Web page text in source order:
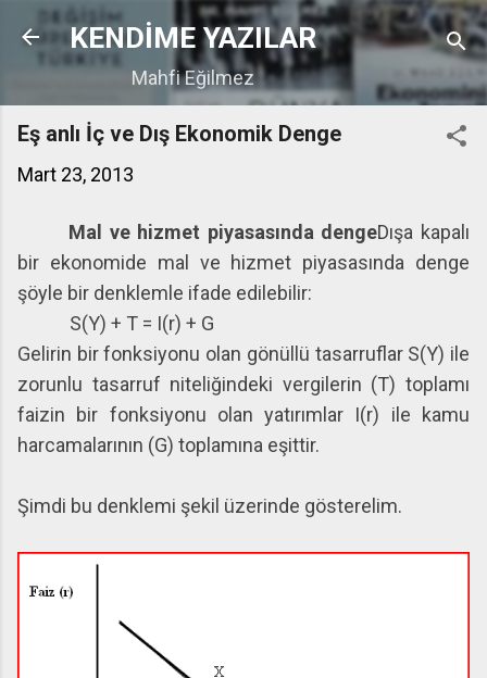
Ana içeriğe atla
KENDİME YAZILAR
Mahfi Eğilmez
Eş anlı İç ve Dış Ekonomik Denge
Mart 23, 2013
Mal ve hizmet piyasasında dengeDışa kapalı
bir ekonomide mal ve hizmet piyasasında denge
şöyle bir denklemle ifade edilebilir:
S(Y) + T = I(r) + G
Gelirin bir fonksiyonu olan gönüllü tasarruflar S(Y) ile
zorunlu tasarruf niteliğindeki vergilerin (T) toplamı
faizin bir fonksiyonu olan yatırımlar I(r) ile kamu
harcamalarının (G) toplamına eşittir.
Şimdi bu denklemi şekil üzerinde gösterelim.